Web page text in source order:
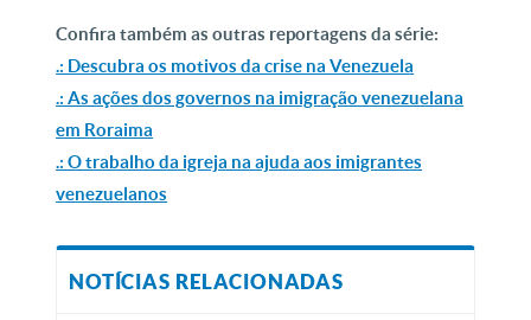
Confira também as outras reportagens da série:
.: Descubra os motivos da crise na Venezuela
.: As ações dos governos na imigração venezuelana
em Roraima
.: O trabalho da igreja na ajuda aos imigrantes
venezuelanos
NOTÍCIAS RELACIONADAS